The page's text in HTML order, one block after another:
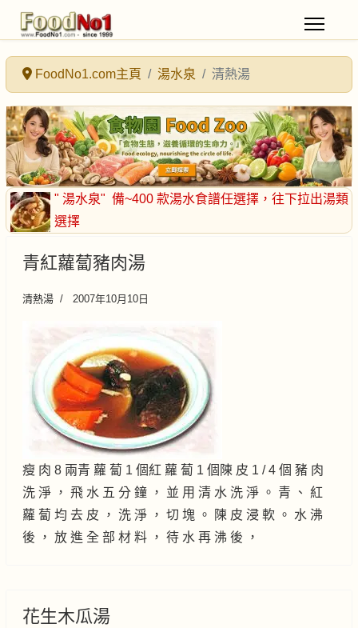
FoodNo1.com主頁 湯水泉 清熱湯
" 湯水泉" 備~400 款湯水食譜任選擇 ，往下拉出湯類
選擇
青紅蘿蔔豬肉湯
清熱湯 2007年10月10日
瘦 肉 8 兩青 蘿 蔔 1 個紅 蘿 蔔 1 個陳 皮 1 / 4 個 豬 肉
洗 淨 ， 飛 水 五 分 鐘 ， 並 用 清 水 洗 淨 。 青 、 紅
蘿 蔔 均 去 皮 ， 洗 淨 ， 切 塊 。 陳 皮 浸 軟 。 水 沸
後 ， 放 進 全 部 材 料 ， 待 水 再 沸 後 ，
花生木瓜湯